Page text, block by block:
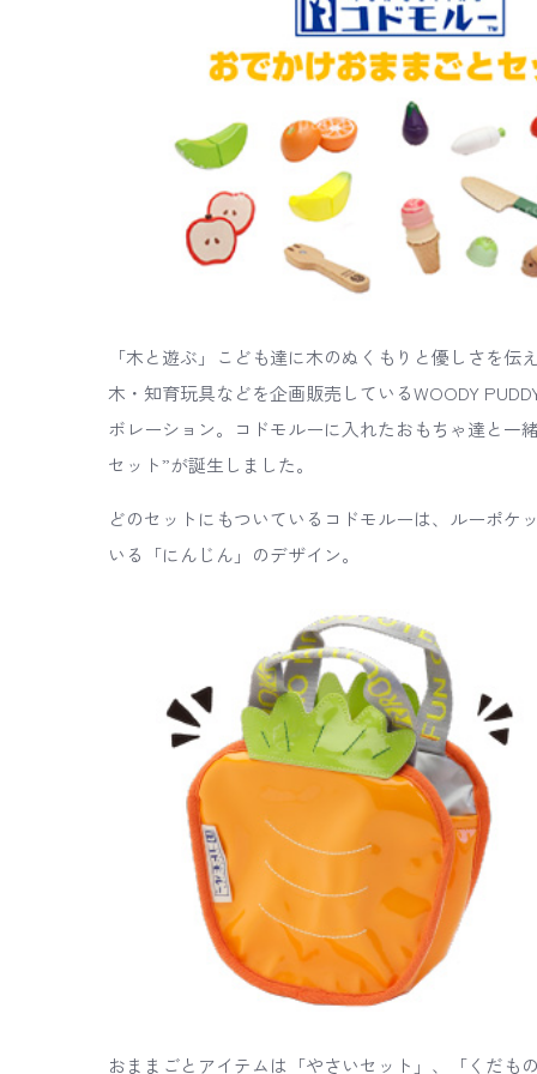
「木と遊ぶ」こども達に木のぬくもりと優しさを
木・知育玩具などを企画販売しているWOODY
ボレーション。コドモルーに入れたおもちゃ達と一
セット”が誕生しました。
どのセットにもついているコドモルーは、ルーポ
いる「にんじん」のデザイン。
おままごとアイテムは「やさいセット」、「くだも